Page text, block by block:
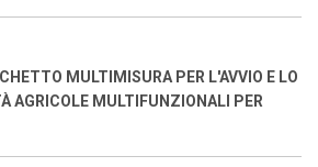
MULTIMISURA PER L'AVVIO E LO
AGRICOLE MULTIFUNZIONALI PER
TURISTICA DELL'AREA - NUOVA